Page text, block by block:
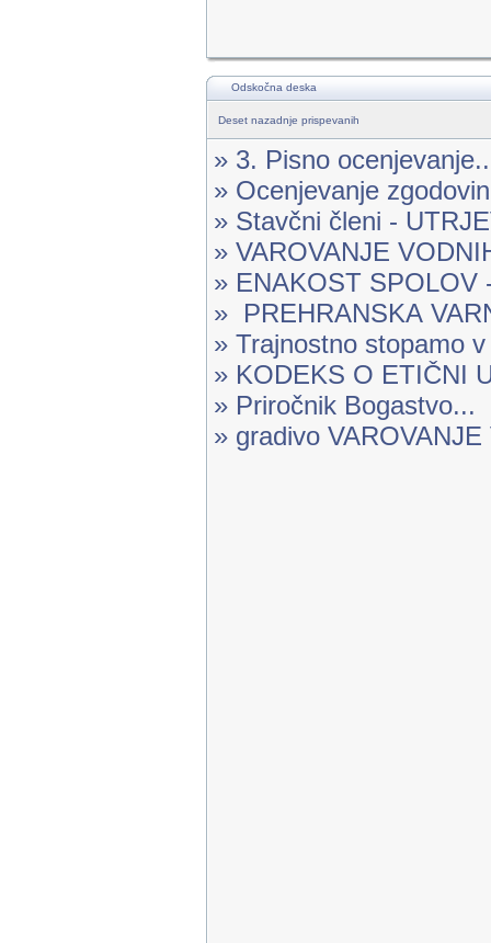
Odskočna deska
Deset nazadnje prispevanih
» 3. Pisno
» Ocenjevanje
» Stavčni členi -
» VAROVANJE
» ENAKOST SPOLOV
» PREHRANSKA
» Trajnostno stopamo
» KODEKS O ETIČNI
» Priročnik Bogastvo...
» gradivo